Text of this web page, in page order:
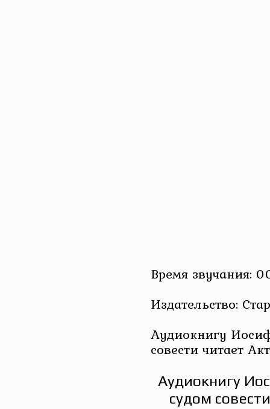
Время звучания:
Издательство:
Аудиокнигу
совести читает
Аудиокнигу
судом